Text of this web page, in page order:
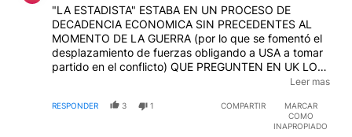
"LA ESTADISTA" ESTABA EN UN PROCESO DE
DECADENCIA ECONOMICA SIN PRECEDENTES AL
MOMENTO DE LA GUERRA (por lo que se fomentó el
desplazamiento de fuerzas obligando a USA a tomar
partido en el conflicto) QUE PREGUNTEN EN UK LO
QUE PIENSAN DE LA MUJER QUE GRACIAS A ELLA
IMPUESTOS A KEL PERS (según los dichos de la calle)
Leer mas
RESPONDER 3 1 COMPARTIR
MARCAR
COMO
INAPROPIADO